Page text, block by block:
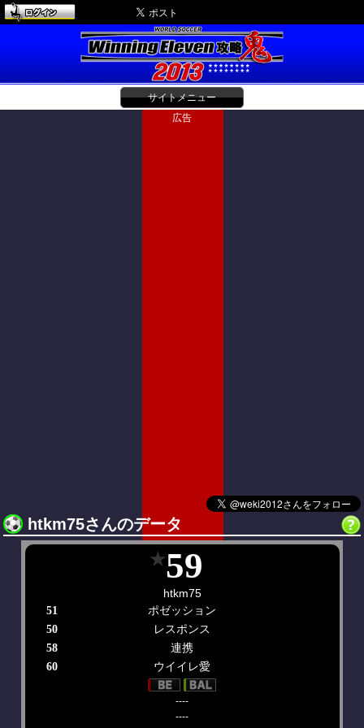
サイトメニュー
広告
htkm75さんのデータ
★59
htkm75
51 ポゼッション
50 レスポンス
58 連携
60 ウイイレ愛
----
----